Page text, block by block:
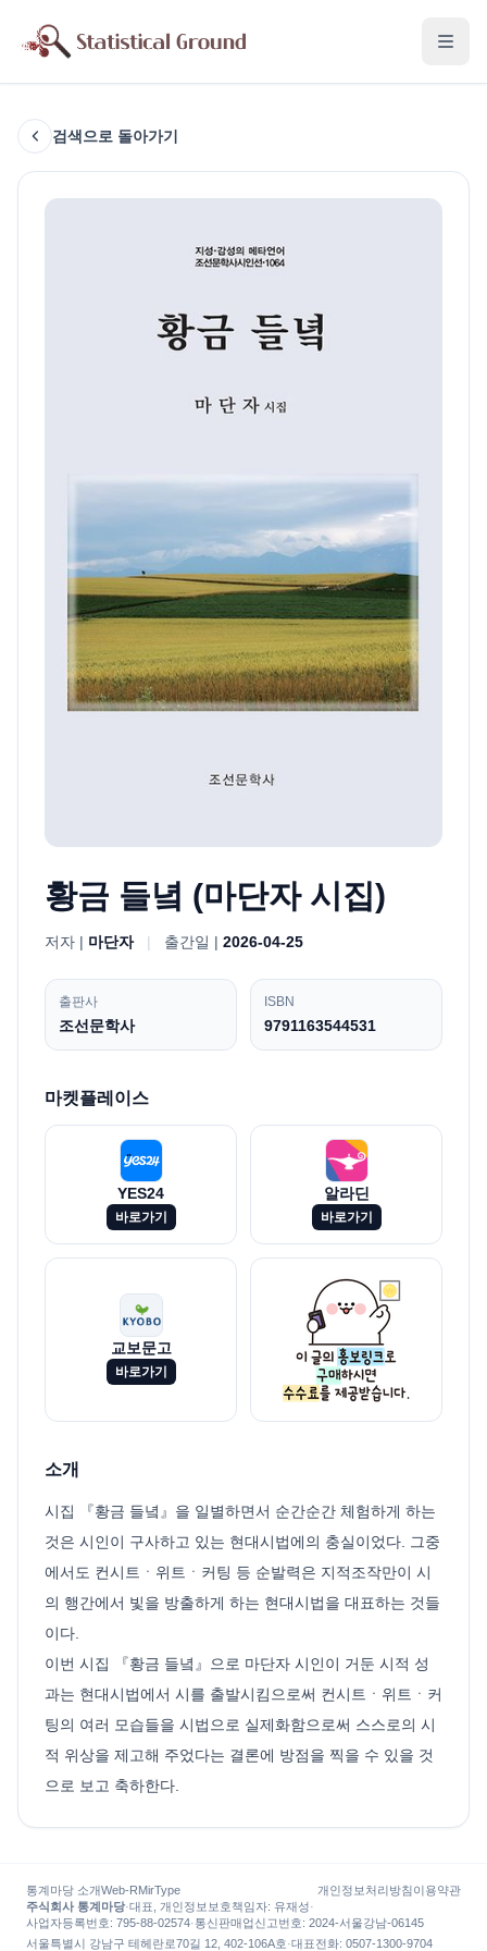
검색으로 돌아가기
황금 들녘 (마단자 시집)
저자 | 마단자 | 출간일 | 2026-04-25
출판사
조선문학사
ISBN
9791163544531
마켓플레이스
YES24
바로가기
알라딘
바로가기
교보문고
바로가기
소개
시집 『황금 들녘』을 일별하면서 순간순간 체험하게 하는
것은 시인이 구사하고 있는 현대시법에의 충실이었다. 그중
에서도 컨시트ㆍ위트ㆍ커팅 등 순발력은 지적조작만이 시
의 행간에서 빛을 방출하게 하는 현대시법을 대표하는 것들
이다.
이번 시집 『황금 들녘』으로 마단자 시인이 거둔 시적 성
과는 현대시법에서 시를 출발시킴으로써 컨시트ㆍ위트ㆍ커
팅의 여러 모습들을 시법으로 실제화함으로써 스스로의 시
적 위상을 제고해 주었다는 결론에 방점을 찍을 수 있을 것
으로 보고 축하한다.
통계마당 소개Web-RMirType 개인정보처리방침이용약관
주식회사 통계마당·대표, 개인정보보호책임자: 유재성·
사업자등록번호: 795-88-02574·통신판매업신고번호: 2024-서울강남-06145
서울특별시 강남구 테헤란로70길 12, 402-106A호·대표전화: 0507-1300-9704